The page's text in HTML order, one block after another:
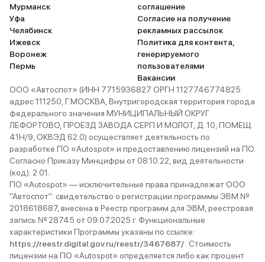
Мурманск
Уфа
Челябинск
Ижевск
Воронеж
Пермь
соглашение
Согласие на получение
рекламных рассылок
Политика для контента,
генерируемого
пользователями
Вакансии
ООО «Автоспот» (ИНН 7715936827 ОРГН 1127746774825
адрес 111250, Г.МОСКВА, Внутригородская территория города
федерального значения МУНИЦИПАЛЬНЫЙ ОКРУГ
ЛЕФОРТОВО, ПРОЕЗД ЗАВОДА СЕРП И МОЛОТ, Д. 10, ПОМЕЩ.
41Н/9, ОКВЭД 62.0) осуществляет деятельность по
разработке ПО «Autospot» и предоставлению лицензий на ПО.
Согласно Приказу Минцифры от 08.10.22, вид деятельности
(код): 2.01.
ПО «Autospot» — исключительные права принадлежат ООО
"Автоспот": свидетельство о регистрации программы ЭВМ №
2018618687, внесена в Реестр программ для ЭВМ, реестровая
запись № 28745 от 09.07.2025 г. Функциональные
характеристики Программы указаны по ссылке:
https://reestr.digital.gov.ru/reestr/3467687/ . Стоимость
лицензии на ПО «Autospot» определяется либо как процент